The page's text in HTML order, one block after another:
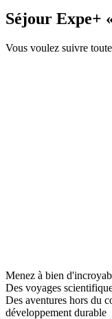
Séjour Expe+
Vous voulez suivre
Menez à bien
Des voyages
Des aventures hors du
développement durable